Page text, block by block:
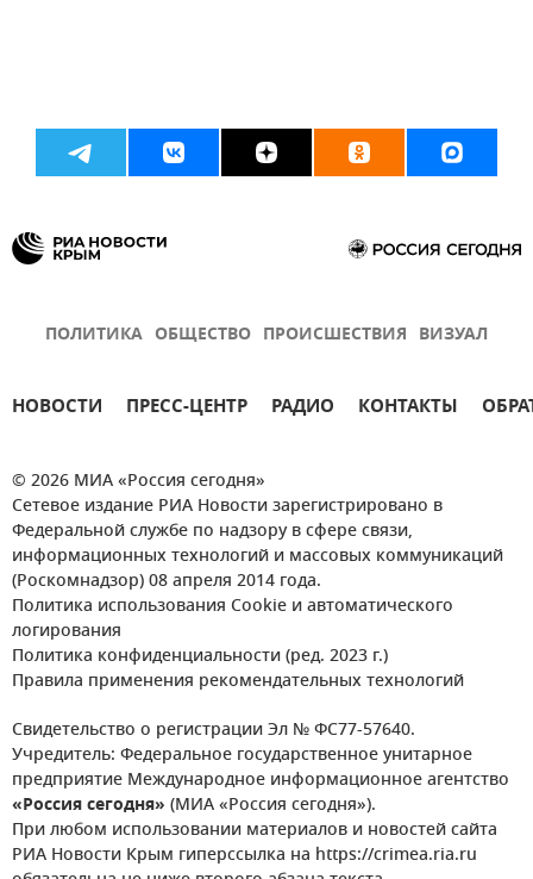
ПОЛИТИКА ОБЩЕСТВО ПРОИСШЕСТВИЯ ВИЗУАЛ
НОВОСТИ ПРЕСС-ЦЕНТР РАДИО КОНТАКТЫ
© 2026 МИА «Россия сегодня»
Сетевое издание РИА Новости зарегистрировано в
Федеральной службе по надзору в сфере связи,
информационных технологий и массовых коммуникаций
(Роскомнадзор) 08 апреля 2014 года.
Политика использования Cookie и автоматического
логирования
Политика конфиденциальности (ред. 2023 г.)
Правила применения рекомендательных технологий
Свидетельство о регистрации Эл № ФС77-57640.
Учредитель: Федеральное государственное унитарное
предприятие Международное информационное агентство
«Россия сегодня» (МИА «Россия сегодня»).
При любом использовании материалов и новостей сайта
РИА Новости Крым гиперссылка на https://crimea.ria.ru